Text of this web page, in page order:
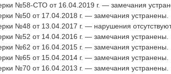
№58-СТО от 16.04.2019 г. — замечания
№50 от 17.04.2018 г. — замечания устранены.
№48 от 13.04.2017 г. — нарушения
№52 от 14.04.2016 г. — замечания устранены.
№62 от 16.04.2015 г. — замечания устранены.
№65 от 15.04.2014 г. — замечания устранены.
№70 от 16.04.2013 г. — замечания устранены.